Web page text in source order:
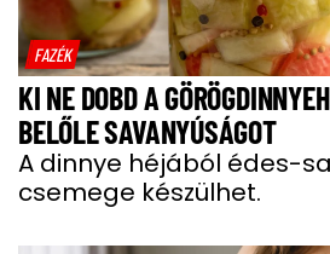
FAZÉK
KI NE DOBD A
BELŐLE SAVANYÚSÁGOT
A dinnye héjából édes-
csemege készülhet.